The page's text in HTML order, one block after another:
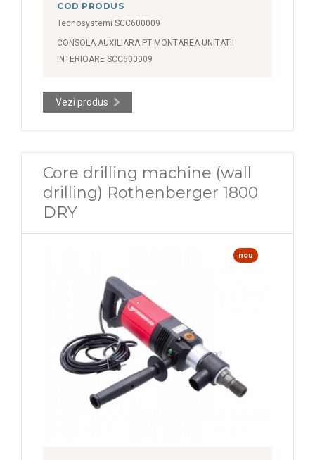
COD PRODUS
Tecnosystemi SCC600009
CONSOLA AUXILIARA PT MONTAREA UNITATII
INTERIOARE SCC600009
Vezi produs
Core drilling machine (wall
drilling) Rothenberger 1800
DRY
nou